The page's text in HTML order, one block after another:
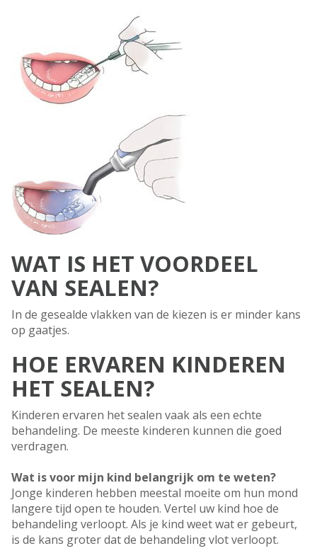
WAT IS HET VOORDEEL
VAN SEALEN?
In de gesealde vlakken van de kiezen is er minder kans
op gaatjes.
HOE ERVAREN KINDEREN
HET SEALEN?
Kinderen ervaren het sealen vaak als een echte
behandeling. De meeste kinderen kunnen die goed
verdragen.
Wat is voor mijn kind belangrijk om te weten?
Jonge kinderen hebben meestal moeite om hun mond
langere tijd open te houden. Vertel uw kind hoe de
behandeling verloopt. Als je kind weet wat er gebeurt,
is de kans groter dat de behandeling vlot verloopt.